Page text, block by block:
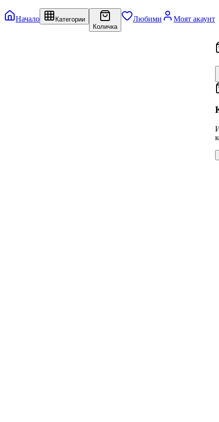
Начало
Категории
Количка
Любими Моят акаунт